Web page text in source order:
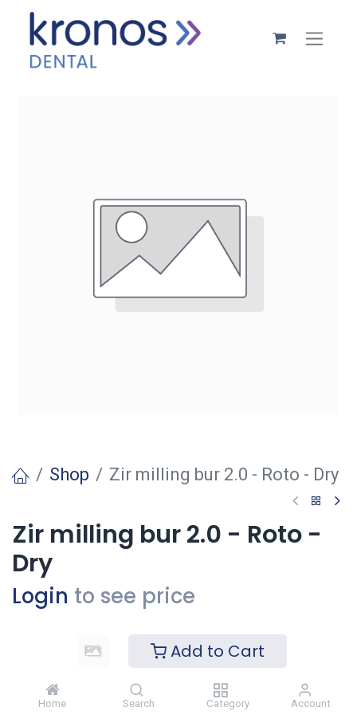
Add to Cart
Home Search Category Account
Shop Zir milling bur 2.0 - Roto - Dry
Zir milling bur 2.0 - Roto -
Dry
Login to see price
Voeg toe
Toevoegen aan verlanglijst